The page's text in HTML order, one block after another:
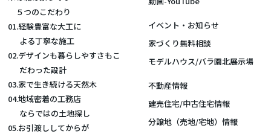
５つのこだわり
01.経験豊富な大工に
よる丁寧な施工
02.デザインも暮らしやすさもこ
だわった設計
03.家で生き続ける天然木
04.地域密着の工務店
ならではの土地探し
05.お引渡ししてからが
イベント・お知らせ
家づくり無料相談
モデルハウス/バラ園北展示場
不動産情報
建売住宅/中古住宅情報
分譲地（売地/宅地）情報